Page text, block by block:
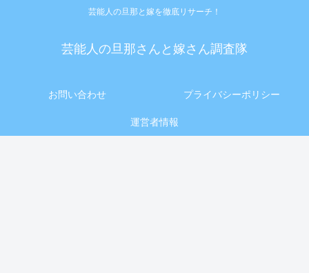
芸能人の旦那と嫁を徹底リサーチ！
芸能人の旦那さんと嫁さん調査隊
お問い合わせ プライバシーポリシー
運営者情報